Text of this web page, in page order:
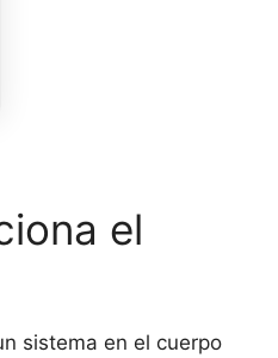
el
sistema en el cuerpo